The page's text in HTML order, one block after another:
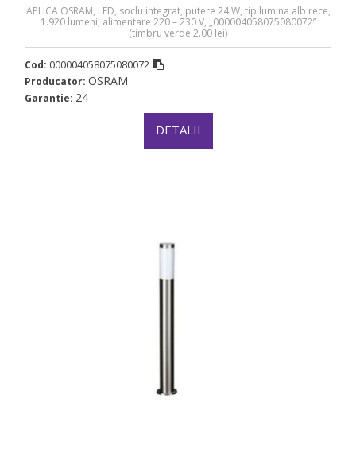
APLICA OSRAM, LED, soclu integrat, putere 24 W, tip lumina alb rece,
1.920 lumeni, alimentare 220 – 230 V, „000004058075080072”
(timbru verde 2.00 lei)
Cod: 000004058075080072
Producator: OSRAM
Garantie: 24
DETALII